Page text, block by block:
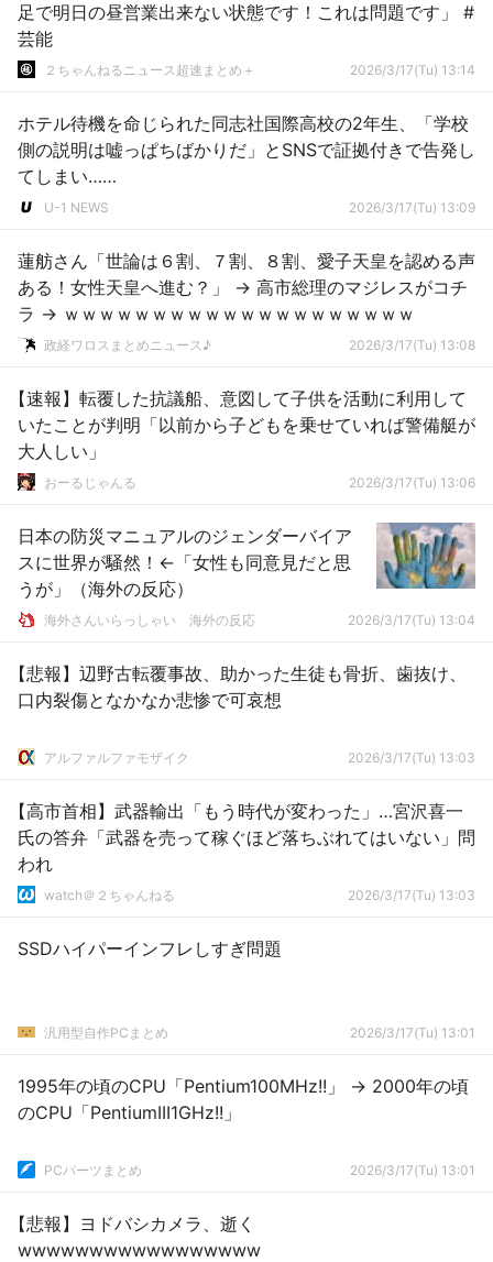
足で明日の昼営業出来ない状態です！これは問題です」 #
芸能
２ちゃんねるニュース超速まとめ＋ 2026/3/17(Tu) 13:14
ホテル待機を命じられた同志社国際高校の2年生、「学校
側の説明は嘘っぱちばかりだ」とSNSで証拠付きで告発し
てしまい……
U-1 NEWS 2026/3/17(Tu) 13:09
蓮舫さん「世論は６割、７割、８割、愛子天皇を認める声
ある！女性天皇へ進む？」 → 高市総理のマジレスがコチ
ラ → ｗｗｗｗｗｗｗｗｗｗｗｗｗｗｗｗｗｗｗｗ
政経ワロスまとめニュース♪ 2026/3/17(Tu) 13:08
【速報】転覆した抗議船、意図して子供を活動に利用して
いたことが判明「以前から子どもを乗せていれば警備艇が
大人しい」
おーるじゃんる 2026/3/17(Tu) 13:06
日本の防災マニュアルのジェンダーバイア
スに世界が騒然！←「女性も同意見だと思
うが」（海外の反応）
海外さんいらっしゃい 海外の反応 2026/3/17(Tu) 13:04
【悲報】辺野古転覆事故、助かった生徒も骨折、歯抜け、
口内裂傷となかなか悲惨で可哀想
アルファルファモザイク 2026/3/17(Tu) 13:03
【高市首相】武器輸出「もう時代が変わった」…宮沢喜一
氏の答弁「武器を売って稼ぐほど落ちぶれてはいない」問
われ
watch＠２ちゃんねる 2026/3/17(Tu) 13:03
SSDハイパーインフレしすぎ問題
汎用型自作PCまとめ 2026/3/17(Tu) 13:01
1995年の頃のCPU「Pentium100MHz!!」 → 2000年の頃
のCPU「PentiumIII1GHz!!」
PCパーツまとめ 2026/3/17(Tu) 13:01
【悲報】ヨドバシカメラ、逝く
wwwwwwwwwwwwwwwww